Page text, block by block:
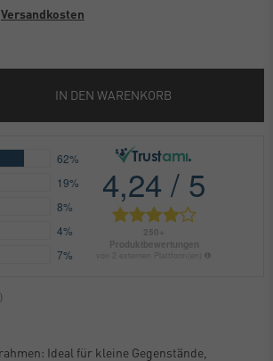
Versandkosten
IN DEN WARENKORB
Ideal für kleine Gegenstände,